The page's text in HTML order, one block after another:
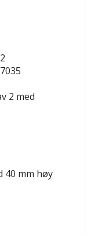
2 med
40 mm høy